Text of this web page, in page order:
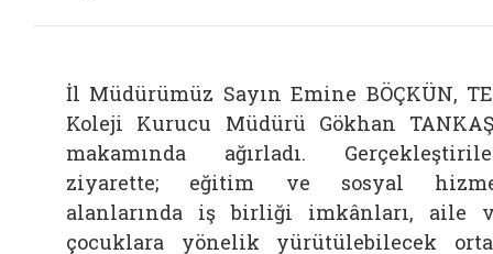
İl Müdürümüz Sayın Emine BÖÇKÜN,
Koleji Kurucu Müdürü Gökhan
makamında ağırladı.
ziyarette; eğitim ve sosyal
alanlarında iş birliği imkânları, aile
çocuklara yönelik yürütülebilecek